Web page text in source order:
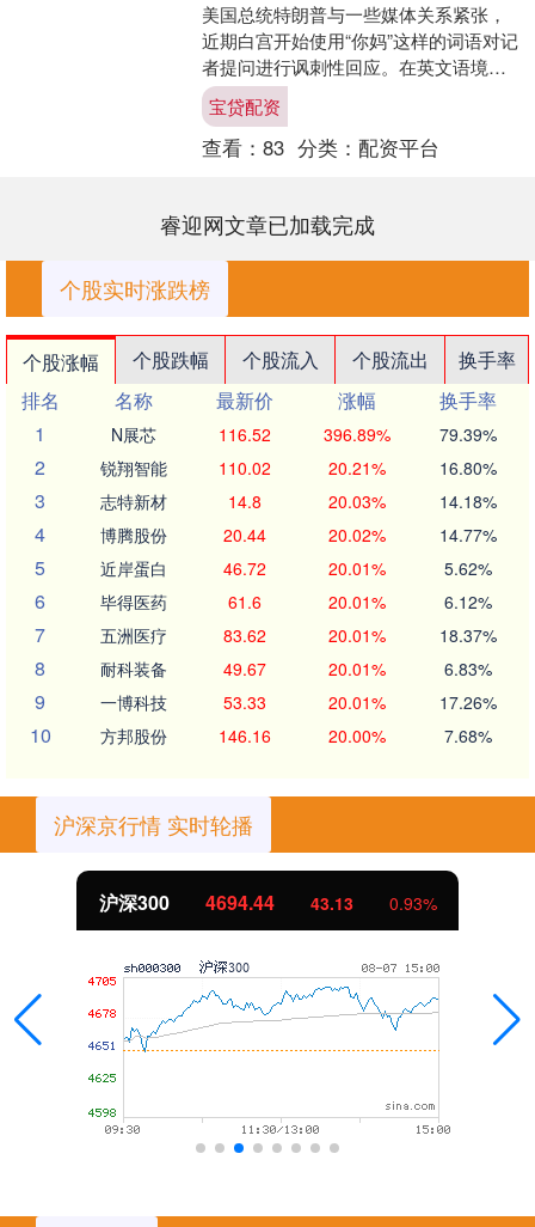
美国总统特朗普与一些媒体关系紧张，
近期白宫开始使用“你妈”这样的词语对记
者提问进行讽刺性回应。在英文语境下
宝贷配资，“你妈”是青少年常用的俚语，
被认为是一种幼稚....
宝贷配资
查看： 83 分类： 配资平台
睿迎网文章已加载完成
个股实时涨跌榜
个股涨幅 个股跌幅 个股流入 个股流出
换手率
排名
名称 最新价 涨幅
换手率
1
N展芯 116.52 396.89% 79.39%
2 锐翔智能 110.02 20.21% 16.80%
3 志特新材 14.8 20.03% 14.18%
4 博腾股份 20.44 20.02% 14.77%
5 近岸蛋白 46.72 20.01% 5.62%
6 毕得医药 61.6 20.01% 6.12%
7 五洲医疗 83.62 20.01% 18.37%
8 耐科装备 49.67 20.01% 6.83%
9 一博科技 53.33 20.01% 17.26%
10 方邦股份 146.16 20.00% 7.68%
沪深京行情 实时轮播
沪深300 4694.44 43.13 0.93%